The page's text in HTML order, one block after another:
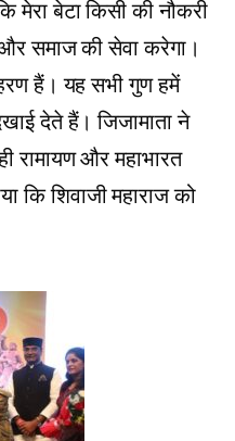
मेरा बेटा किसी की नौकरी
समाज की सेवा करेगा।
हैं। यह सभी गुण हमें
देते हैं। जिजामाता ने
रामायण और महाभारत
कि शिवाजी महाराज को